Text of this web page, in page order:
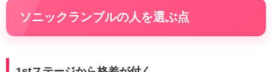
ソニックランブルの人を選ぶ点